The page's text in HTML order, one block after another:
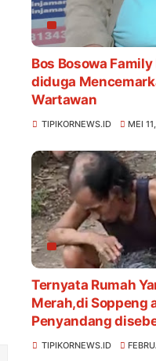
Bos Bosowa
diduga
Wartawan
TIPIKORNEWS.ID MEI
Ternyata Rumah Yang Habis diLalap
Merah,di Soppeng
Penyandang
TIPIKORNEWS.ID